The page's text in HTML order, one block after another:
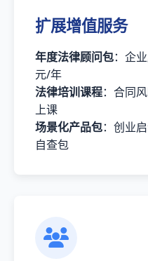
扩展增值服务
年度法律顾问包：企
元/年
法律培训课程：合同
上课
场景化产品包：创业
自查包